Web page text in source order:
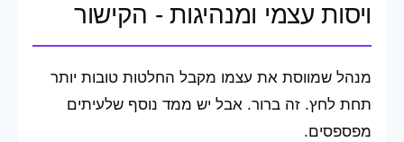
ויסות עצמי ומנהיגות - הקישור
מנהל שמווסת את עצמו מקבל החלטות טובות יותר
תחת לחץ. זה ברור. אבל יש ממד נוסף שלעיתים
מפספסים.